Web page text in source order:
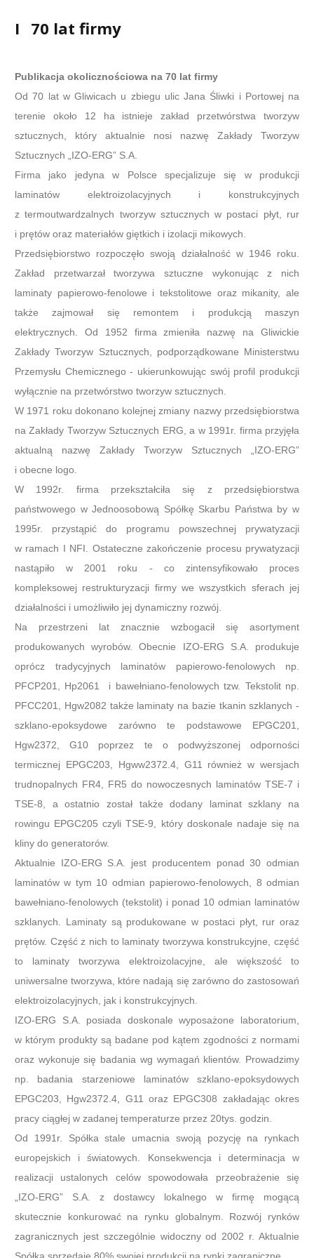
I 70 lat firmy
Publikacja okolicznościowa na 70 lat firmy
Od 70 lat w Gliwicach u zbiegu ulic Jana Śliwki i Portowej na
terenie około 12 ha istnieje zakład przetwórstwa tworzyw
sztucznych, który aktualnie nosi nazwę Zakłady Tworzyw
Sztucznych „IZO-ERG” S.A.
Firma jako jedyna w Polsce specjalizuje się w produkcji
laminatów elektroizolacyjnych i konstrukcyjnych
z termoutwardzalnych tworzyw sztucznych w postaci płyt, rur
i prętów oraz materiałów giętkich i izolacji mikowych.
Przedsiębiorstwo rozpoczęło swoją działalność w 1946 roku.
Zakład przetwarzał tworzywa sztuczne wykonując z nich
laminaty papierowo-fenolowe i tekstolitowe oraz mikanity, ale
także zajmował się remontem i produkcją maszyn
elektrycznych. Od 1952 firma zmieniła nazwę na Gliwickie
Zakłady Tworzyw Sztucznych, podporządkowane Ministerstwu
Przemysłu Chemicznego - ukierunkowując swój profil produkcji
wyłącznie na przetwórstwo tworzyw sztucznych.
W 1971 roku dokonano kolejnej zmiany nazwy przedsiębiorstwa
na Zakłady Tworzyw Sztucznych ERG, a w 1991r. firma przyjęła
aktualną nazwę Zakłady Tworzyw Sztucznych „IZO-ERG”
i obecne logo.
W 1992r. firma przekształciła się z przedsiębiorstwa
państwowego w Jednoosobową Spółkę Skarbu Państwa by w
1995r. przystąpić do programu powszechnej prywatyzacji
w ramach I NFI. Ostateczne zakończenie procesu prywatyzacji
nastąpiło w 2001 roku - co zintensyfikowało proces
kompleksowej restrukturyzacji firmy we wszystkich sferach jej
działalności i umożliwiło jej dynamiczny rozwój.
Na przestrzeni lat znacznie wzbogacił się asortyment
produkowanych wyrobów. Obecnie IZO-ERG S.A. produkuje
oprócz tradycyjnych laminatów papierowo-fenolowych np.
PFCP201, Hp2061 i bawełniano-fenolowych tzw. Tekstolit np.
PFCC201, Hgw2082 także laminaty na bazie tkanin szklanych -
szklano-epoksydowe zarówno te podstawowe EPGC201,
Hgw2372, G10 poprzez te o podwyższonej odporności
termicznej EPGC203, Hgww2372.4, G11 również w wersjach
trudnopalnych FR4, FR5 do nowoczesnych laminatów TSE-7 i
TSE-8, a ostatnio został także dodany laminat szklany na
rowingu EPGC205 czyli TSE-9, który doskonale nadaje się na
kliny do generatorów.
Aktualnie IZO-ERG S.A. jest producentem ponad 30 odmian
laminatów w tym 10 odmian papierowo-fenolowych, 8 odmian
bawełniano-fenolowych (tekstolit) i ponad 10 odmian laminatów
szklanych. Laminaty są produkowane w postaci płyt, rur oraz
prętów. Część z nich to laminaty tworzywa konstrukcyjne, część
to laminaty tworzywa elektroizolacyjne, ale większość to
uniwersalne tworzywa, które nadają się zarówno do zastosowań
elektroizolacyjnych, jak i konstrukcyjnych.
IZO-ERG S.A. posiada doskonale wyposażone laboratorium,
w którym produkty są badane pod kątem zgodności z normami
oraz wykonuje się badania wg wymagań klientów. Prowadzimy
np. badania starzeniowe laminatów szklano-epoksydowych
EPGC203, Hgw2372.4, G11 oraz EPGC308 zakładając okres
pracy ciągłej w zadanej temperaturze przez 20tys. godzin.
Od 1991r. Spółka stale umacnia swoją pozycję na rynkach
europejskich i światowych. Konsekwencja i determinacja w
realizacji ustalonych celów spowodowała przeobrażenie się
„IZO-ERG” S.A. z dostawcy lokalnego w firmę mogącą
skutecznie konkurować na rynku globalnym. Rozwój rynków
zagranicznych jest szczególnie widoczny od 2002 r. Aktualnie